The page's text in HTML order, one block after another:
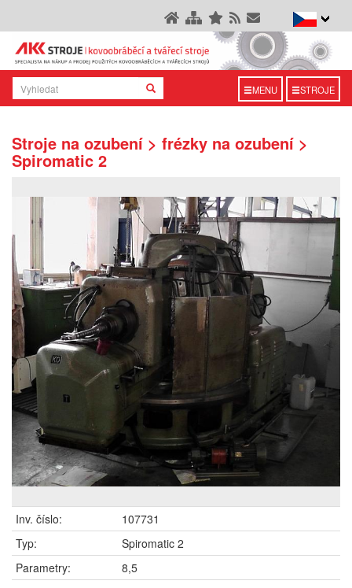
MENU STROJE
Stroje na ozubení > frézky na ozubení >
Spiromatic 2
Inv. číslo:
107731
Typ:
Spiromatic 2
Parametry:
8,5